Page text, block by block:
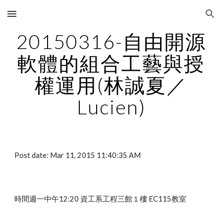
Skip to main content Skip to navigation
20150316-自由開源
軟體的組合工藝與授
權運用(林誠夏／
Lucien)
Post date: Mar 11, 2015 11:40:35 AM
時間週一中午12:20 資工系工程三館１樓 EC115教室